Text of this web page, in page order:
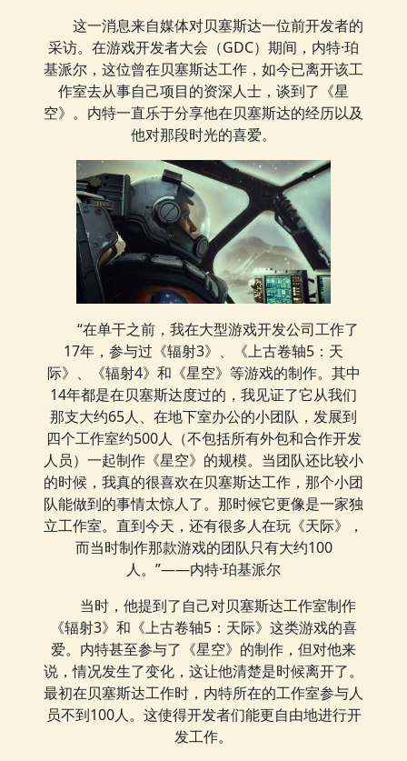
这一消息来自媒体对贝塞斯达一位前开发者的
采访。在游戏开发者大会（GDC）期间，内特·珀
基派尔，这位曾在贝塞斯达工作，如今已离开该工
作室去从事自己项目的资深人士，谈到了《星
空》。内特一直乐于分享他在贝塞斯达的经历以及
他对那段时光的喜爱。
“在单干之前，我在大型游戏开发公司工作了
17年，参与过《辐射3》、《上古卷轴5：天
际》、《辐射4》和《星空》等游戏的制作。其中
14年都是在贝塞斯达度过的，我见证了它从我们
那支大约65人、在地下室办公的小团队，发展到
四个工作室约500人（不包括所有外包和合作开发
人员）一起制作《星空》的规模。当团队还比较小
的时候，我真的很喜欢在贝塞斯达工作，那个小团
队能做到的事情太惊人了。那时候它更像是一家独
立工作室。直到今天，还有很多人在玩《天际》，
而当时制作那款游戏的团队只有大约100
人。”——内特·珀基派尔
当时，他提到了自己对贝塞斯达工作室制作
《辐射3》和《上古卷轴5：天际》这类游戏的喜
爱。内特甚至参与了《星空》的制作，但对他来
说，情况发生了变化，这让他清楚是时候离开了。
最初在贝塞斯达工作时，内特所在的工作室参与人
员不到100人。这使得开发者们能更自由地进行开
发工作。